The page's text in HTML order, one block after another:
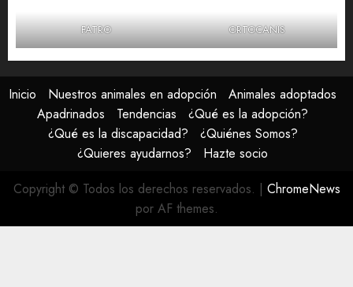
FATRO ORTOCANIS
Inicio Nuestros animales en adopción
Animales adoptados
Apadrinados
Tendencias
¿Qué es la adopción?
¿Qué es la discapacidad?
¿Quiénes Somos?
¿Quieres ayudarnos?
Hazte socio
Copyright © Todos los derechos reservados. | ChromeNews
por AF themes.